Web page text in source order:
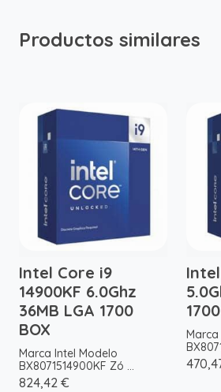
Productos similares
Intel Core i9
14900KF 6.0Ghz
36MB LGA 1700
BOX
Marca Intel Modelo
BX8071514900KF Zó ...
824,42 €